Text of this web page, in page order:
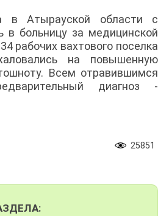
в Атырауской области с
в больницу за медицинской
рабочих вахтового поселка
на повышенную
Всем отравившимся
диагноз -
25851